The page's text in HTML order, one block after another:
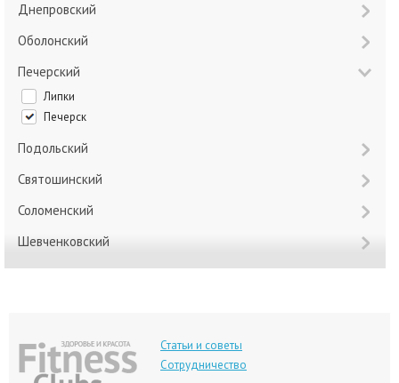
Днепровский
Оболонский
Печерский
Липки
Печерск
Подольский
Святошинский
Соломенский
Шевченковский
Статьи и советы
Сотрудничество